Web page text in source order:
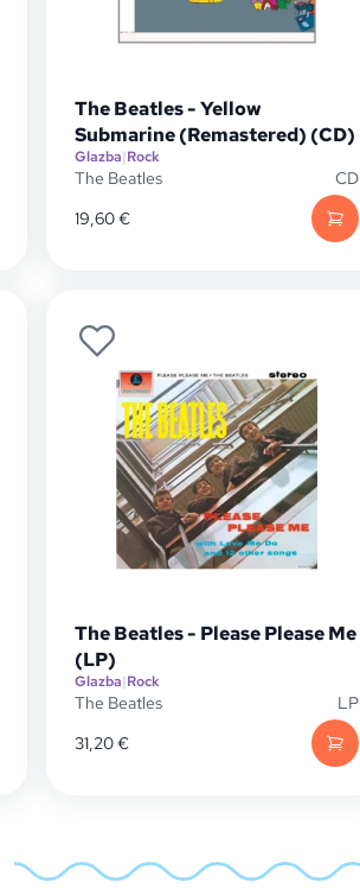
The Beatles - Yellow
Submarine (Remastered) (CD)
Glazba|Rock
The Beatles
CD
19,60€
The Beatles - Please Please Me
(LP)
Glazba|Rock
The Beatles
LP
31,20€